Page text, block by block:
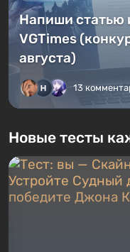
Напиши статью
VGTimes
августа)
13
Новые тесты